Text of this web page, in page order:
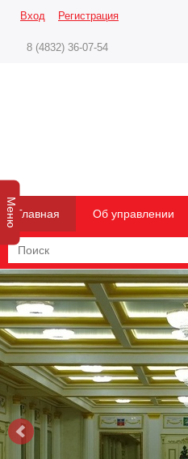
Вход Регистрация
8 (4832) 36-07-54
Главная Об управлении
Меню